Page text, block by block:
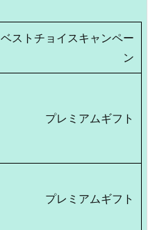
ベストチョイスキャンペー
ン
プレミアムギフト
プレミアムギフト